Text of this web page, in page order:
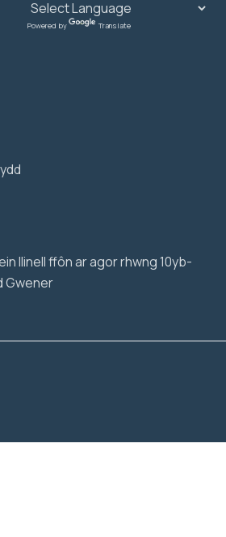
llinell ffôn ar agor rhwng 10yb-
Gwener
Powered by Translate